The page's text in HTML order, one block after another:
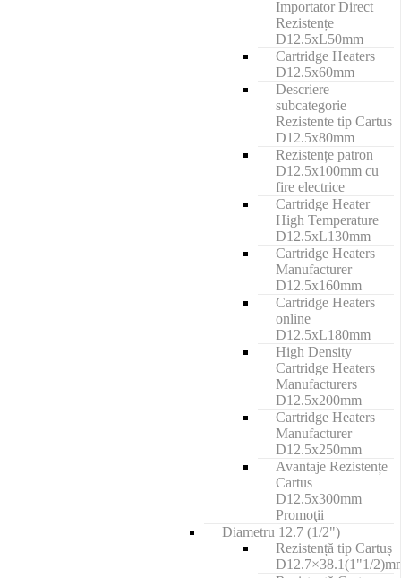
Importator Direct
Rezistențe
D12.5xL50mm
Cartridge Heaters
D12.5x60mm
Descriere
subcategorie
Rezistente tip Cartus
D12.5x80mm
Rezistențe patron
D12.5x100mm cu
fire electrice
Cartridge Heater
High Temperature
D12.5xL130mm
Cartridge Heaters
Manufacturer
D12.5x160mm
Cartridge Heaters
online
D12.5xL180mm
High Density
Cartridge Heaters
Manufacturers
D12.5x200mm
Cartridge Heaters
Manufacturer
D12.5x250mm
Avantaje Rezistențe
Cartus
D12.5x300mm
Promoţii
Diametru 12.7 (1/2")
Rezistență tip Cartuș
D12.7×38.1(1"1/